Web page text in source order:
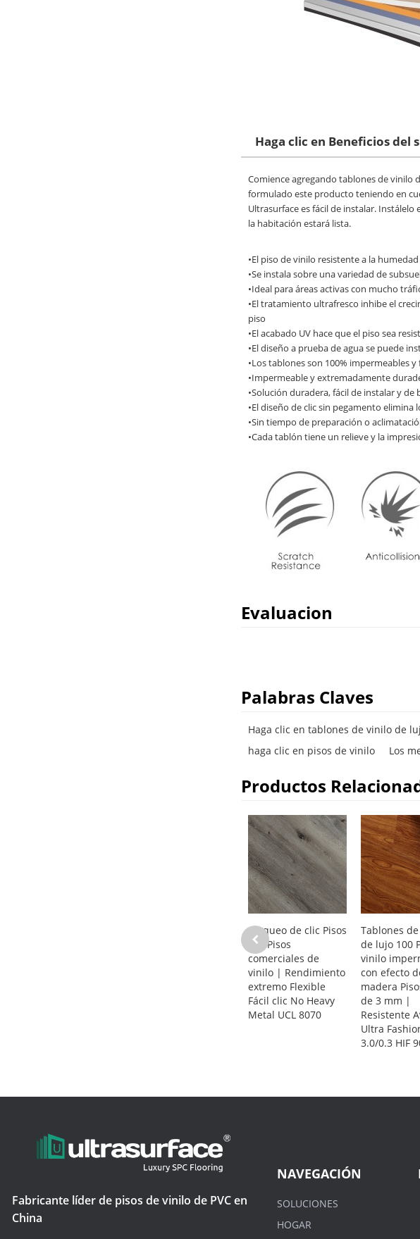
Haga clic en Beneficios del
Comience agregando tablones de vinilo
formulado este producto teniendo en
Ultrasurface es fácil de instalar.
la habitación estará lista.
•El piso de vinilo resistente a la
•Se instala sobre una variedad de
•Ideal para áreas activas con mucho
•El tratamiento ultrafresco inhibe el
piso
•El acabado UV hace que el piso sea
•El diseño a prueba de agua se puede
•Los tablones son 100% impermeables
•Impermeable y extremadamente
•Solución duradera, fácil de instalar y
•El diseño de clic sin pegamento
•Sin tiempo de preparación o
•Cada tablón tiene un relieve y la
Evaluacion
Palabras Claves
Haga clic en tablones de vinilo de
haga clic en pisos de vinilo
Los
Productos
Bloqueo de clic Pisos
LVT Pisos
comerciales de
vinilo | Rendimiento
extremo Flexible
Fácil clic No Heavy
Metal UCL 8070
Tablones
de lujo 100
vinilo
con efecto
madera
de 3 mm |
Resistente
Ultra
3.0/0.3 HIF
Fabricante líder de pisos de vinilo de PVC en
China
NAVEGACIÓN
SOLUCIONES
HOGAR